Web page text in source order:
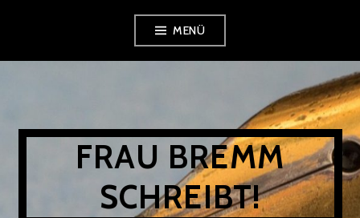
MENÜ
FRAU BREMM
SCHREIBT!